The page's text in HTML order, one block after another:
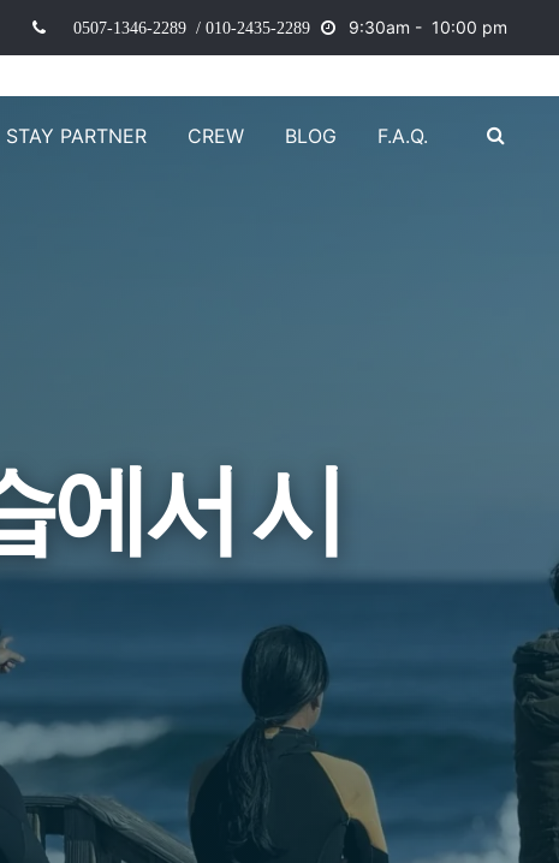
0507-1346-2289 / 010-2435-2289 9:30am - 10:00 pm
STAY PARTNER CREW BLOG F.A.Q.
에서 시